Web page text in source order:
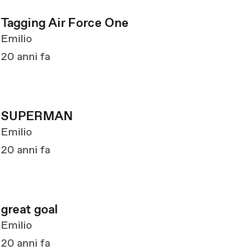
Tagging Air Force One
Emilio
20 anni fa
SUPERMAN
Emilio
20 anni fa
great goal
Emilio
20 anni fa